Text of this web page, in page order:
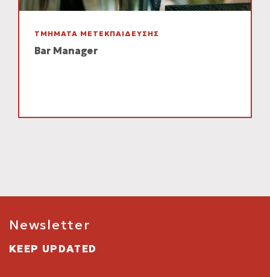
ΤΜΗΜΑΤΑ ΜΕΤΕΚΠΑΙΔΕΥΣΗΣ
Bar Manager
Newsletter
KEEP UPDATED